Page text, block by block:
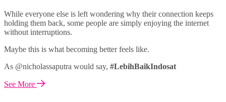
While everyone else is left wondering why their connection keeps
holding them back, some people are simply enjoying the internet
without interruptions.
Maybe this is what becoming better feels like.
As @nicholassaputra would say, #LebihBaikIndosat
See More